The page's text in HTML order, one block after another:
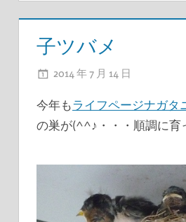
子ツバメ
2014 年 7 月 14 日
今年もライフページナガタ
の巣が(^^♪・・・順調に育